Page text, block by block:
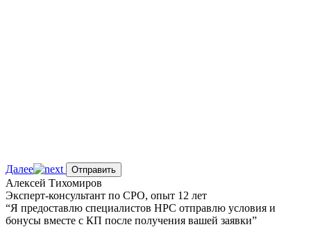
Далее Отправить
Алексей Тихомиров
Эксперт-консультант по СРО, опыт 12 лет
“Я предоставлю специалистов НРС отправлю условия и
бонусы вместе с КП после получения вашей заявки”